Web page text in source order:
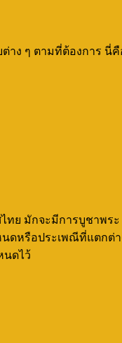
ง ๆ ตามที่ต้องการ นี่
มักจะมีการบูชาพร
ดหรือประเพณีที่แตก
นดไว้